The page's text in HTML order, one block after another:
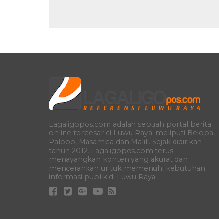
Lagaligopos.com adalah sebuah portal berita
online terbesar di Luwu Raya, meliputi Belopa,
Palopo, Masamba dan Malili. Sejak didirikan
tahun 2012, Lagaligopos.com terus
menayangkan konten yang akurat dan
mencerahkan untuk memenuhi kebutuhan
informasi publik di Luwu Raya